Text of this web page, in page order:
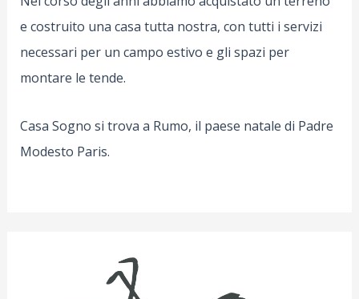
e costruito una casa tutta nostra, con tutti i servizi
necessari per un campo estivo e gli spazi per
montare le tende.
Casa Sogno si trova a Rumo, il paese natale di Padre
Modesto Paris.